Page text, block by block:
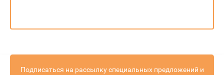
Подписаться на рассылку специальных предложений и